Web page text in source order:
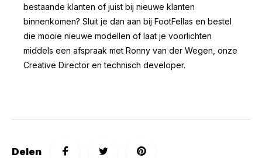
bestaande klanten of juist bij nieuwe klanten
binnenkomen? Sluit je dan aan bij FootFellas en bestel
die mooie nieuwe modellen of laat je voorlichten
middels een afspraak met Ronny van der Wegen, onze
Creative Director en technisch developer.
Delen